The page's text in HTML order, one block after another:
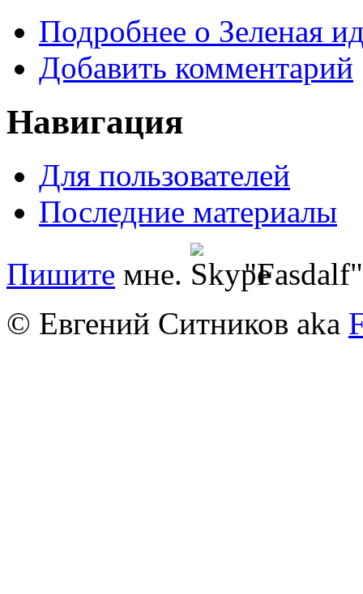
Подробнее о Зеленая
Добавить комментарий
Навигация
Для пользователей
Последние материалы
Пишите мне.
"Fasdalf"
© Евгений Ситников aka